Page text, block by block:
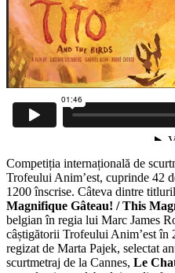
Competiția internațională de
Trofeului Anim’est, cuprinde 42
1200 înscrise. Câteva dintre
Magnifique Gâteau! / This
belgian în regia lui Marc James
câștigătorii Trofeului Anim’est
regizat de Marta Pajek, selectat
scurtmetraj de la Cannes, Le